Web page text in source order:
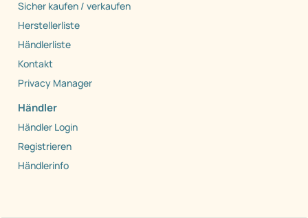
Sicher kaufen / verkaufen
Herstellerliste
Händlerliste
Kontakt
Privacy Manager
Händler
Händler Login
Registrieren
Händlerinfo